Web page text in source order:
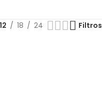
12 18 24 Filtros